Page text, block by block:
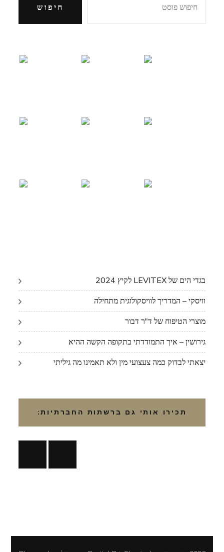
חיפוש
בגדי הים של LEVITEX לקיץ 2024
וויסקי – המדריך לוויסקולוגית מתחילה
מוצרי הטיפוח של ד"ר דבור
גירושין – איך התמודדתי בתקופה הקשה ההיא
יצאתי לבדוק כמה צעצועי מין ולא תאמינו מה גיליתי
תכירו אותי גם ברשתות החברתיות: